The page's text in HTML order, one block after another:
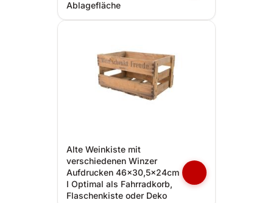
Ablagefläche
Alte Weinkiste mit
verschiedenen Winzer
Aufdrucken 46x30,5x24cm
I Optimal als Fahrradkorb,
Flaschenkiste oder Deko